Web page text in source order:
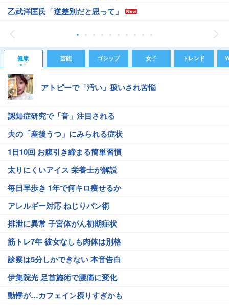
乙武洋匡氏「逆差別だと思って」
健康 芸能 ゴシップ 女子 トレンド
アトピーで「汚い」扱いされ苦悩
認知症研究で「音」注目される
夫の「産後うつ」にみられる症状
1日10回 お腹引き締まる簡単習慣
太りにくいアイス 栄養士が解説
毎日早歩き 1年で何キロ痩せるか
アレルギー対応 ねじりパン術
排泄に異常 子宮体がん初期症状
筋トレ7年 彼女なしも肉体は別格
診察は5分しかできない 本音告白
伊集院光 足首施術で腰痛に変化
動悸が…カフェイン摂りすぎかも